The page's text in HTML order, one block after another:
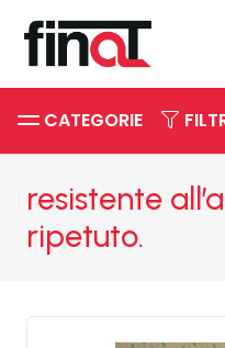
CATEGORIE
resistente
ripetuto.